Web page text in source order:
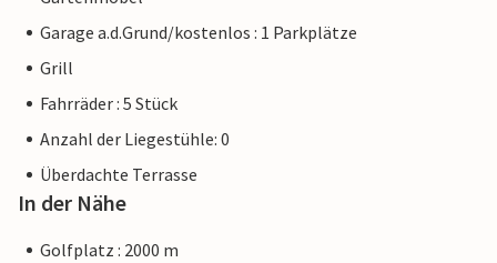
Garage a.d.Grund/kostenlos : 1 Parkplätze
Grill
Fahrräder : 5 Stück
Anzahl der Liegestühle: 0
Überdachte Terrasse
In der Nähe
Golfplatz : 2000 m